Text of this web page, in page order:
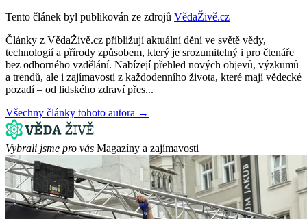
Tento článek byl publikován ze zdrojů VědaŽivě.cz
Články z VědaŽivě.cz přibližují aktuální dění ve světě vědy,
technologií a přírody způsobem, který je srozumitelný i pro čtenáře
bez odborného vzdělání. Nabízejí přehled nových objevů, výzkumů
a trendů, ale i zajímavosti z každodenního života, které mají vědecké
pozadí – od lidského zdraví přes...
Všechny články tohoto autora →
Vybrali jsme pro vás Magazíny a zajímavosti